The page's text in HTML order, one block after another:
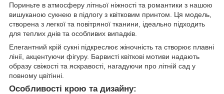
Пориньте в атмосферу літньої ніжності та романтики з нашою
вишуканою сукнею в підлогу з квітковим принтом. Ця модель,
створена з легкої та повітряної тканини, ідеально підходить
для теплих днів та особливих випадків.
Елегантний крій сукні підкреслює жіночність та створює плавні
лінії, акцентуючи фігуру. Барвисті квіткові мотиви надають
образу свіжості та яскравості, нагадуючи про літній сад у
повному цвітінні.
Особливості крою та дизайну: